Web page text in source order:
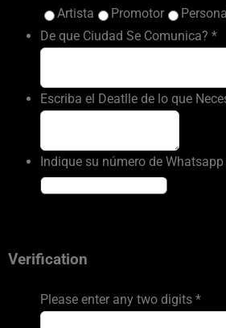
Artista
Promotor
De que Ciudad Se Comunica? *
Escriba el Deatlle de lo que
Indique su número de
Verification
Please enter any two digits *